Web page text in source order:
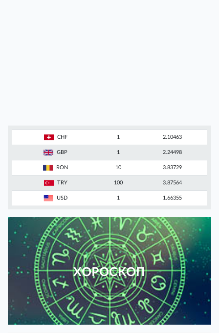
CHF 1 2.10463
GBP 1 2.24498
RON 10 3.83729
TRY 100 3.87564
USD 1 1.66355
ХОРОСКОП